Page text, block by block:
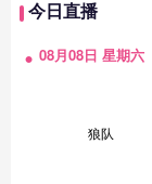
今日直播
08月08日 星期六
狼队